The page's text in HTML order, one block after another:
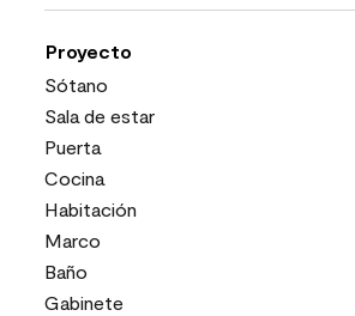
Proyecto
Sótano
Sala de estar
Puerta
Cocina
Habitación
Marco
Baño
Gabinete